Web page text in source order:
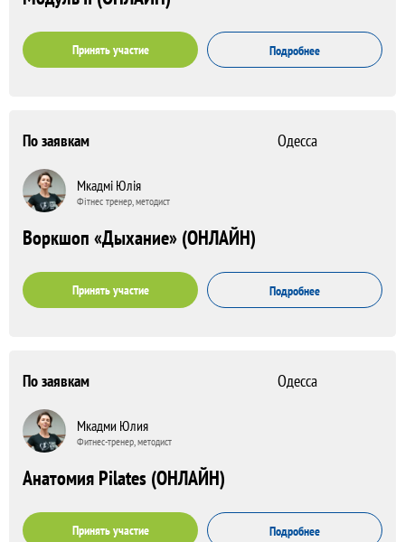
Принять участие Подробнее
По заявкам Одесса
Мкадмі Юлія
Фітнес тренер, методист
Воркшоп «Дыхание» (ОНЛАЙН)
Принять участие Подробнее
По заявкам Одесса
Мкадми Юлия
Фитнес-тренер, методист
Анатомия Pilates (ОНЛАЙН)
Принять участие Подробнее